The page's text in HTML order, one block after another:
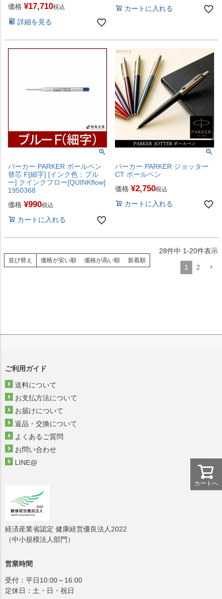
価格 ¥17,710税込
詳細を見る
カートに入れる
パーカー PARKER ボールペン
替芯 F[細字] [インク色：ブル
ー] クインクフロー[QUINKflow]
1950368
価格 ¥990税込
カートに入れる
パーカー PARKER ジョッター
CT ボールペン
価格 ¥2,750税込
カートに入れる
並び替え 価格が安い順 価格が高い順 新着順
28件中 1-20件表示
1 2
カートへ
ご利用ガイド
送料について
お支払方法について
お届けについて
返品・交換について
よくあるご質問
お問い合わせ
LINE@
経済産業省認定 健康経営優良法人2022
（中小規模法人部門）
営業時間
受付：平日10:00～16:00
定休日：土・日・祝日